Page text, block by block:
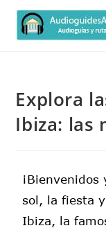
Explora
Ibiza: las
sol, la fiesta
Ibiza, la